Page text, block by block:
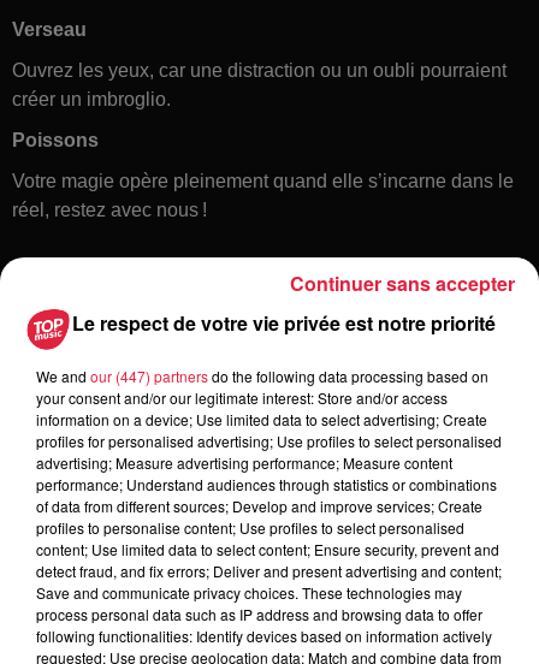
Verseau
Ouvrez les yeux, car une distraction ou un oubli pourraient
créer un imbroglio.
Poissons
Votre magie opère pleinement quand elle s’incarne dans le
réel, restez avec nous !
Toute l'actu
6 août 2026
À Hoerdt, de l’eau brune sort des
robinets
Le respect de votre vie privée est notre priorité
We and our (447) partnersdo the following data processing based on
your consent and/or our legitimate interest: Store and/or access
information on a device; Use limited data to select advertising; Create
profiles for personalised advertising; Use profiles to select personalised
advertising; Measure advertising performance; Measure content
performance; Understand audiences through statistics or combinations
of data from different sources; Develop and improve services; Create
profiles to personalise content; Use profiles to select personalised
content; Use limited data to select content; Ensure security, prevent and
detect fraud, and fix errors; Deliver and present advertising and content;
Save and communicate privacy choices. These technologies may
process personal data such as IP address and browsing data to offer
following functionalities: Identify devices based on information actively
requested; Use precise geolocation data; Match and combine data from
Continuer sans accepter